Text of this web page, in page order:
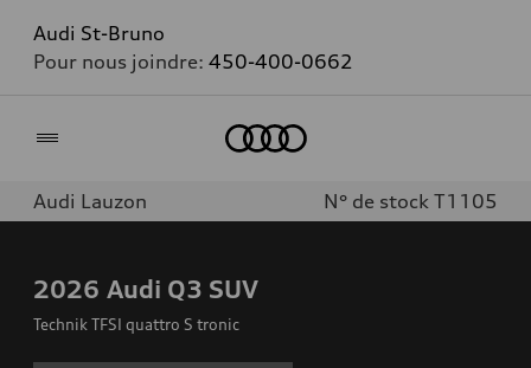
Audi St-Bruno
Pour nous joindre: 450-400-0662
Audi Lauzon N° de stock T1105
2026 Audi Q3 SUV
Technik TFSI quattro S tronic